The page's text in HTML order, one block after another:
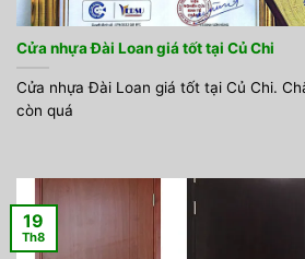
Cửa nhựa Đài Loan giá tốt tại Củ Chi
Cửa nhựa Đài Loan giá tốt tại Củ Chi.
còn quá
19
Th8